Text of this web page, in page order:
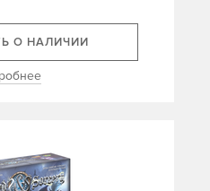
О НАЛИЧИИ